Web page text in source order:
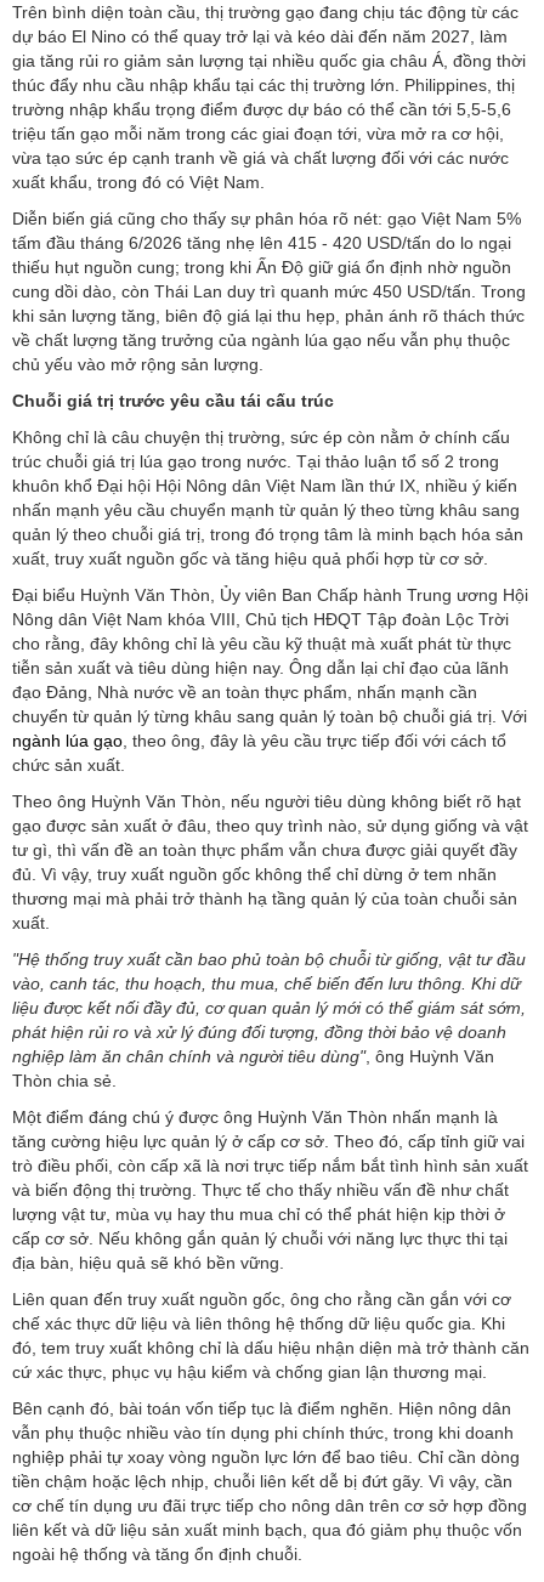
Trên bình diện toàn cầu, thị trường gạo đang chịu tác động từ các
dự báo El Nino có thể quay trở lại và kéo dài đến năm 2027, làm
gia tăng rủi ro giảm sản lượng tại nhiều quốc gia châu Á, đồng thời
thúc đẩy nhu cầu nhập khẩu tại các thị trường lớn. Philippines, thị
trường nhập khẩu trọng điểm được dự báo có thể cần tới 5,5-5,6
triệu tấn gạo mỗi năm trong các giai đoạn tới, vừa mở ra cơ hội,
vừa tạo sức ép cạnh tranh về giá và chất lượng đối với các nước
xuất khẩu, trong đó có Việt Nam.
Diễn biến giá cũng cho thấy sự phân hóa rõ nét: gạo Việt Nam 5%
tấm đầu tháng 6/2026 tăng nhẹ lên 415 - 420 USD/tấn do lo ngại
thiếu hụt nguồn cung; trong khi Ấn Độ giữ giá ổn định nhờ nguồn
cung dồi dào, còn Thái Lan duy trì quanh mức 450 USD/tấn. Trong
khi sản lượng tăng, biên độ giá lại thu hẹp, phản ánh rõ thách thức
về chất lượng tăng trưởng của ngành lúa gạo nếu vẫn phụ thuộc
chủ yếu vào mở rộng sản lượng.
Chuỗi giá trị trước yêu cầu tái cấu trúc
Không chỉ là câu chuyện thị trường, sức ép còn nằm ở chính cấu
trúc chuỗi giá trị lúa gạo trong nước. Tại thảo luận tổ số 2 trong
khuôn khổ Đại hội Hội Nông dân Việt Nam lần thứ IX, nhiều ý kiến
nhấn mạnh yêu cầu chuyển mạnh từ quản lý theo từng khâu sang
quản lý theo chuỗi giá trị, trong đó trọng tâm là minh bạch hóa sản
xuất, truy xuất nguồn gốc và tăng hiệu quả phối hợp từ cơ sở.
Đại biểu Huỳnh Văn Thòn, Ủy viên Ban Chấp hành Trung ương Hội
Nông dân Việt Nam khóa VIII, Chủ tịch HĐQT Tập đoàn Lộc Trời
cho rằng, đây không chỉ là yêu cầu kỹ thuật mà xuất phát từ thực
tiễn sản xuất và tiêu dùng hiện nay. Ông dẫn lại chỉ đạo của lãnh
đạo Đảng, Nhà nước về an toàn thực phẩm, nhấn mạnh cần
chuyển từ quản lý từng khâu sang quản lý toàn bộ chuỗi giá trị. Với
ngành lúa gạo , theo ông, đây là yêu cầu trực tiếp đối với cách tổ
chức sản xuất.
Theo ông Huỳnh Văn Thòn, nếu người tiêu dùng không biết rõ hạt
gạo được sản xuất ở đâu, theo quy trình nào, sử dụng giống và vật
tư gì, thì vấn đề an toàn thực phẩm vẫn chưa được giải quyết đầy
đủ. Vì vậy, truy xuất nguồn gốc không thể chỉ dừng ở tem nhãn
thương mại mà phải trở thành hạ tầng quản lý của toàn chuỗi sản
xuất.
"Hệ thống truy xuất cần bao phủ toàn bộ chuỗi từ giống, vật tư đầu
vào, canh tác, thu hoạch, thu mua, chế biến đến lưu thông. Khi dữ
liệu được kết nối đầy đủ, cơ quan quản lý mới có thể giám sát sớm,
phát hiện rủi ro và xử lý đúng đối tượng, đồng thời bảo vệ doanh
nghiệp làm ăn chân chính và người tiêu dùng", ông Huỳnh Văn
Thòn chia sẻ.
Một điểm đáng chú ý được ông Huỳnh Văn Thòn nhấn mạnh là
tăng cường hiệu lực quản lý ở cấp cơ sở. Theo đó, cấp tỉnh giữ vai
trò điều phối, còn cấp xã là nơi trực tiếp nắm bắt tình hình sản xuất
và biến động thị trường. Thực tế cho thấy nhiều vấn đề như chất
lượng vật tư, mùa vụ hay thu mua chỉ có thể phát hiện kịp thời ở
cấp cơ sở. Nếu không gắn quản lý chuỗi với năng lực thực thi tại
địa bàn, hiệu quả sẽ khó bền vững.
Liên quan đến truy xuất nguồn gốc, ông cho rằng cần gắn với cơ
chế xác thực dữ liệu và liên thông hệ thống dữ liệu quốc gia. Khi
đó, tem truy xuất không chỉ là dấu hiệu nhận diện mà trở thành căn
cứ xác thực, phục vụ hậu kiểm và chống gian lận thương mại.
Bên cạnh đó, bài toán vốn tiếp tục là điểm nghẽn. Hiện nông dân
vẫn phụ thuộc nhiều vào tín dụng phi chính thức, trong khi doanh
nghiệp phải tự xoay vòng nguồn lực lớn để bao tiêu. Chỉ cần dòng
tiền chậm hoặc lệch nhịp, chuỗi liên kết dễ bị đứt gãy. Vì vậy, cần
cơ chế tín dụng ưu đãi trực tiếp cho nông dân trên cơ sở hợp đồng
liên kết và dữ liệu sản xuất minh bạch, qua đó giảm phụ thuộc vốn
ngoài hệ thống và tăng ổn định chuỗi.